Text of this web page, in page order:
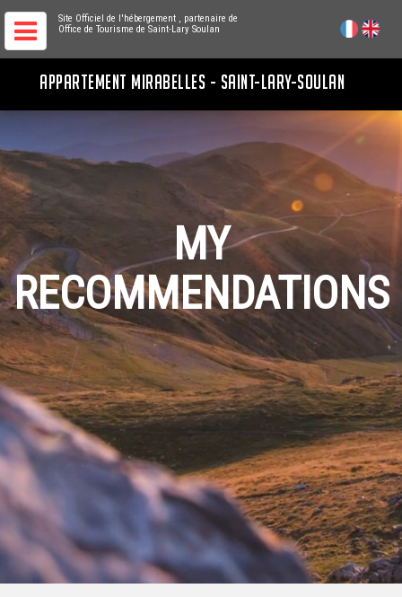
Site Officiel de l'hébergement , partenaire de
Office de Tourisme de Saint-Lary Soulan
APPARTEMENT MIRABELLES - SAINT-LARY-SOULAN
MY
RECOMMENDATIONS